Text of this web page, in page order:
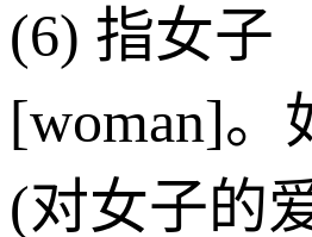
(6) 指女子
[woman]。
(对女子的